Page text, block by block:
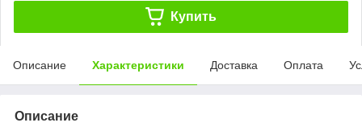
Купить
Описание Характеристики Доставка Оплата
Описание